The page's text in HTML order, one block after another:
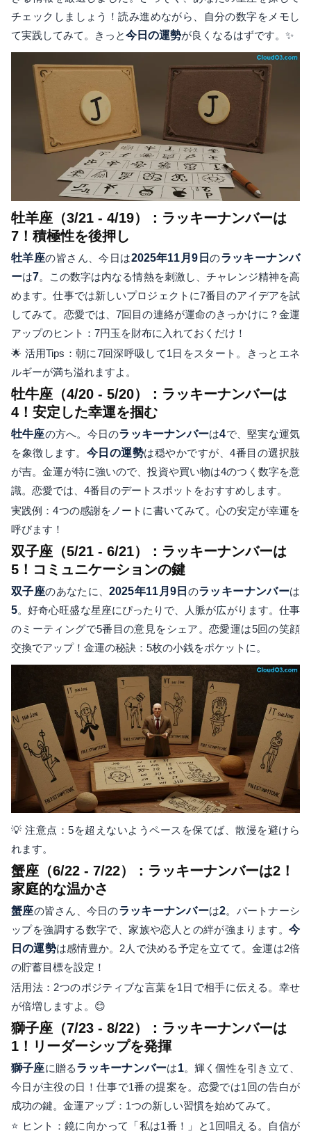
チェックしましょう！読み進めながら、自分の数字をメモし
て実践してみて。きっと今日の運勢が良くなるはずです。✨
牡羊座（3/21 - 4/19）：ラッキーナンバーは
7！積極性を後押し
牡羊座の皆さん、今日は2025年11月9日のラッキーナンバ
ーは7。この数字は内なる情熱を刺激し、チャレンジ精神を高
めます。仕事では新しいプロジェクトに7番目のアイデアを試
してみて。恋愛では、7回目の連絡が運命のきっかけに？金運
アップのヒント：7円玉を財布に入れておくだけ！
🌟 活用Tips：朝に7回深呼吸して1日をスタート。きっとエネ
ルギーが満ち溢れますよ。
牡牛座（4/20 - 5/20）：ラッキーナンバーは
4！安定した幸運を掴む
牡牛座の方へ。今日のラッキーナンバーは4で、堅実な運気
を象徴します。 今日の運勢は穏やかですが、4番目の選択肢
が吉。金運が特に強いので、投資や買い物は4のつく数字を意
識。恋愛では、4番目のデートスポットをおすすめします。
実践例：4つの感謝をノートに書いてみて。心の安定が幸運を
呼びます！
双子座（5/21 - 6/21）：ラッキーナンバーは
5！コミュニケーションの鍵
双子座のあなたに、2025年11月9日 のラッキーナンバーは
5。好奇心旺盛な星座にぴったりで、人脈が広がります。仕事
のミーティングで5番目の意見をシェア。恋愛運は5回の笑顔
交換でアップ！金運の秘訣：5枚の小銭をポケットに。
💡 注意点：5を超えないようペースを保てば、散漫を避けら
れます。
蟹座（6/22 - 7/22）：ラッキーナンバーは2！
家庭的な温かさ
蟹座の皆さん、今日のラッキーナンバーは2。パートナーシ
ップを強調する数字で、家族や恋人との絆が強まります。 今
日の運勢は感情豊か。2人で決める予定を立てて。金運は2倍
の貯蓄目標を設定！
活用法：2つのポジティブな言葉を1日で相手に伝える。幸せ
が倍増しますよ。😊
獅子座（7/23 - 8/22）：ラッキーナンバーは
1！リーダーシップを発揮
獅子座に贈るラッキーナンバーは1。輝く個性を引き立て、
今日が主役の日！仕事で1番の提案を。恋愛では1回の告白が
成功の鍵。金運アップ：1つの新しい習慣を始めてみて。
⭐ ヒント：鏡に向かって「私は1番！」と1回唱える。自信が